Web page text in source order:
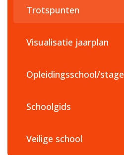
Quadraten
Trotspunten
Visualisatie jaarplan
Opleidingsschool/stage
Schoolgids
Veilige school